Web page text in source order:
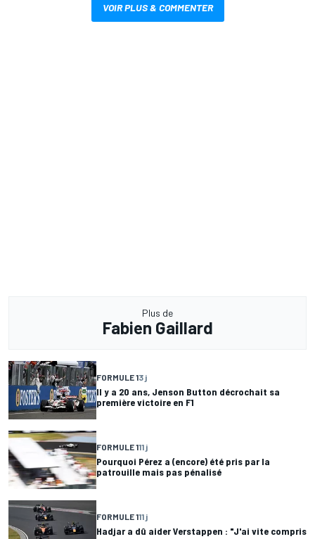
VOIR PLUS & COMMENTER
Plus de
Fabien Gaillard
FORMULE 13 j
Il y a 20 ans, Jenson Button décrochait sa
première victoire en F1
FORMULE 111 j
Pourquoi Pérez a (encore) été pris par la
patrouille mais pas pénalisé
FORMULE 111 j
Hadjar a dû aider Verstappen : "J'ai vite compris